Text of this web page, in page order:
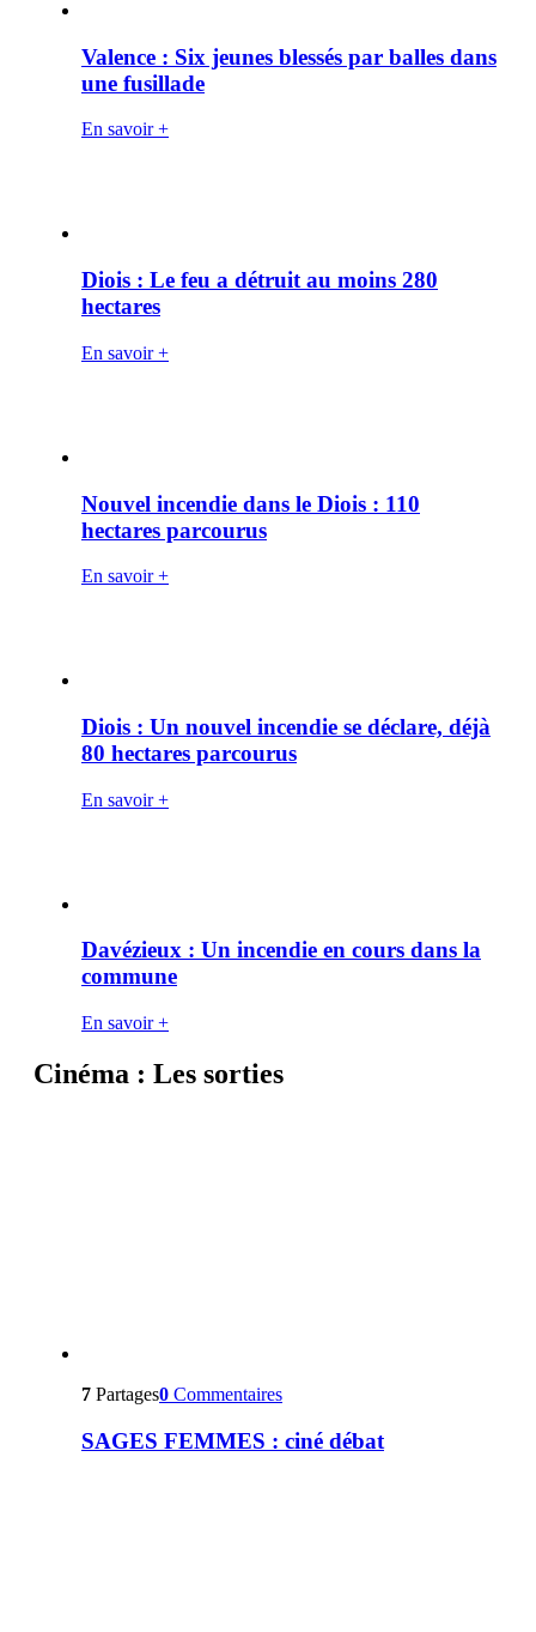
Valence : Six jeunes blessés par balles dans
une fusillade
En savoir +
Diois : Le feu a détruit au moins 280
hectares
En savoir +
Nouvel incendie dans le Diois : 110
hectares parcourus
En savoir +
Diois : Un nouvel incendie se déclare, déjà
80 hectares parcourus
En savoir +
Davézieux : Un incendie en cours dans la
commune
En savoir +
Cinéma : Les sorties
7 Partages0 Commentaires
SAGES FEMMES : ciné débat